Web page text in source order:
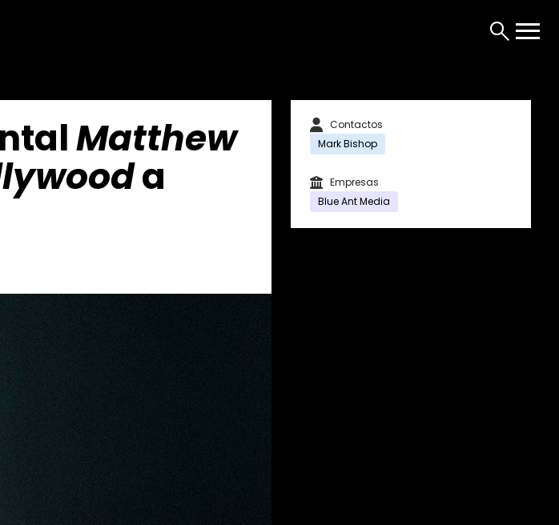
Matthew
a
Contactos
Mark Bishop
Empresas
Blue Ant Media